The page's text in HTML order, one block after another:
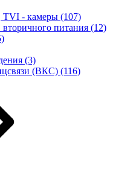
TVI - камеры (107)
питания (12)
(3)
(ВКС) (116)